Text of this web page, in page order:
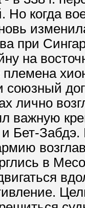
Но когда
при
на
союзный
лично
важную
Бет-Забдэ.
в